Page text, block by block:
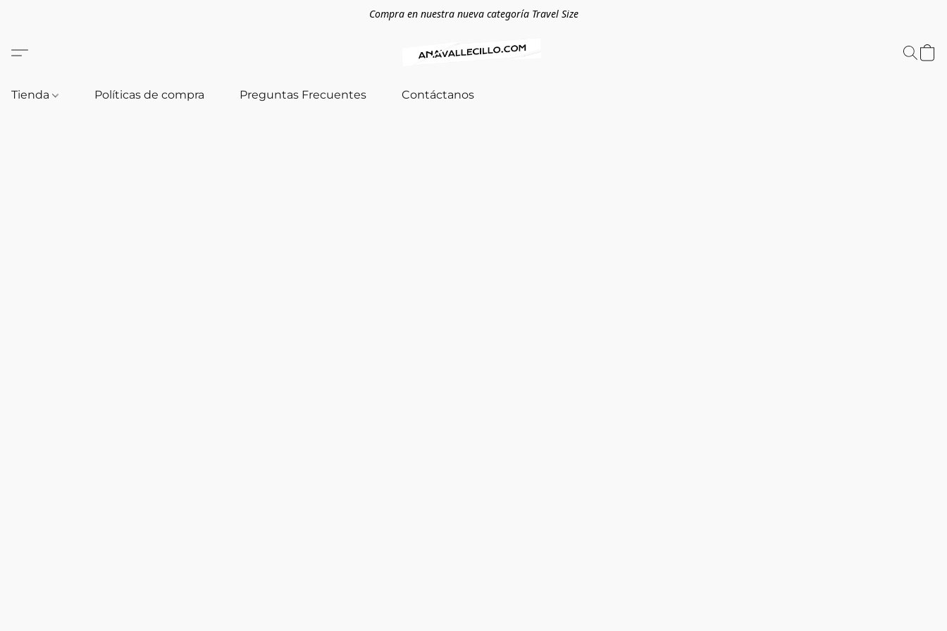
Compra en nuestra nueva categoría Travel Size
Tienda Políticas de compra Preguntas Frecuentes Contáctanos